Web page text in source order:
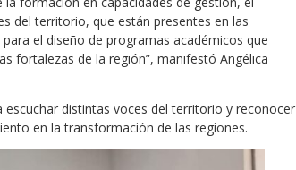
del territorio, que están presentes en las
el diseño de programas académicos que
fortalezas de la región”, manifestó Angélica
distintas voces del territorio y reconocer
en la transformación de las regiones.